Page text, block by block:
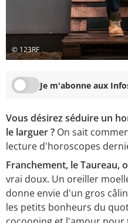
© 123RF
Je m'abonne aux
Vous désirez séduire un
le larguer ? On sait
lecture d'horoscopes
Franchement, le Taureau,
vrai doux. Un oreiller
donne envie d'un gros
les petits bonheurs du